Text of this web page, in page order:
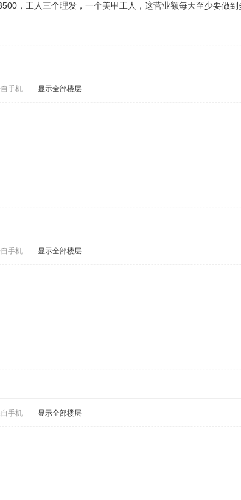
，工人三个理发，一个美甲工人，这营业额每天至少要做到
手机 显示全部楼层
手机 显示全部楼层
手机 显示全部楼层